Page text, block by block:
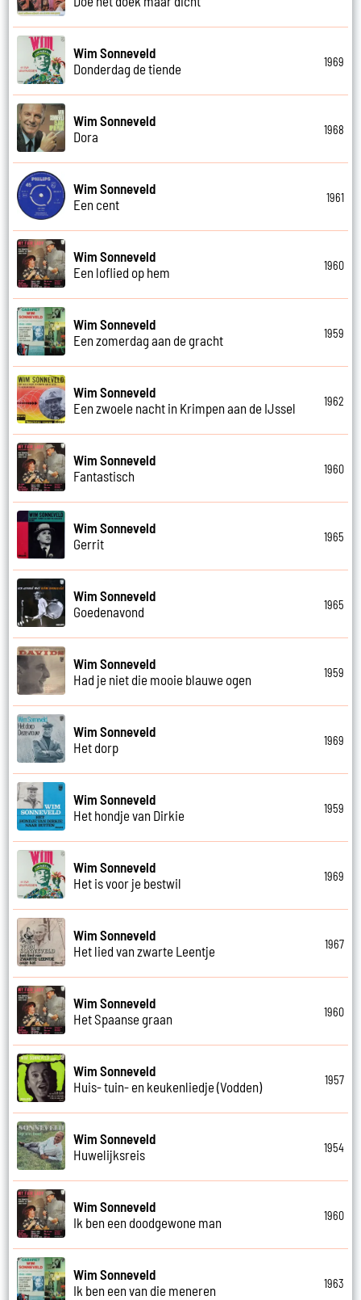
Wim Sonneveld
Donderdag de tiende
1969
Wim Sonneveld
Dora
1968
Wim Sonneveld
Een cent
1961
Wim Sonneveld
Een loflied op hem
1960
Wim Sonneveld
Een zomerdag aan de gracht
1959
Wim Sonneveld
Een zwoele nacht in Krimpen aan de IJssel
1962
Wim Sonneveld
Fantastisch
1960
Wim Sonneveld
Gerrit
1965
Wim Sonneveld
Goedenavond
1965
Wim Sonneveld
Had je niet die mooie blauwe ogen
1959
Wim Sonneveld
Het dorp
1969
Wim Sonneveld
Het hondje van Dirkie
1959
Wim Sonneveld
Het is voor je bestwil
1969
Wim Sonneveld
Het lied van zwarte Leentje
1967
Wim Sonneveld
Het Spaanse graan
1960
Wim Sonneveld
Huis- tuin- en keukenliedje (Vodden)
1957
Wim Sonneveld
Huwelijksreis
1954
Wim Sonneveld
Ik ben een doodgewone man
1960
Wim Sonneveld
Ik ben een van die meneren
1963